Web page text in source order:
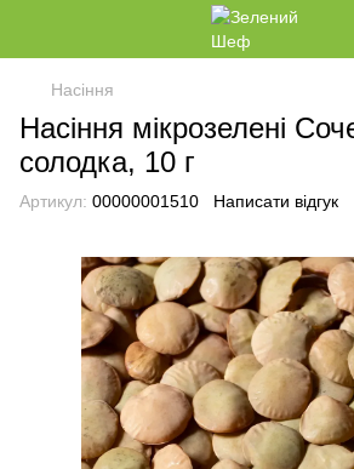
Насіння
Насіння мікрозелені
солодка, 10 г
Артикул: 00000001510 Написати відгук